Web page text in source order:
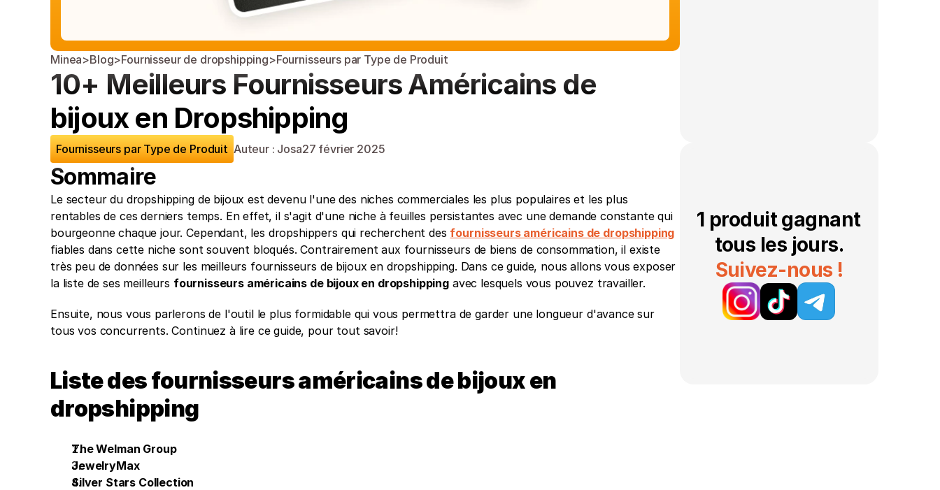
Minea>Blog>Fournisseur de dropshipping>Fournisseurs par Type de Produit
10+ Meilleurs Fournisseurs Américains de
bijoux en Dropshipping
Fournisseurs par Type de Produit Auteur : Josa27 février 2025
Sommaire
Le secteur du dropshipping de bijoux est devenu l'une des niches commerciales les plus populaires et les plus
rentables de ces derniers temps. En effet, il s'agit d'une niche à feuilles persistantes avec une demande constante qui
bourgeonne chaque jour. Cependant, les dropshippers qui recherchent des fournisseurs américains de dropshipping
fiables dans cette niche sont souvent bloqués. Contrairement aux fournisseurs de biens de consommation, il existe
très peu de données sur les meilleurs fournisseurs de bijoux en dropshipping. Dans ce guide, nous allons vous exposer
la liste de ses meilleurs fournisseurs américains de bijoux en dropshipping avec lesquels vous pouvez travailler.
Ensuite, nous vous parlerons de l'outil le plus formidable qui vous permettra de garder une longueur d'avance sur
tous vos concurrents. Continuez à lire ce guide, pour tout savoir!
Liste des fournisseurs américains de bijoux en
dropshipping
The Welman Group
JewelryMax
Silver Stars Collection
1 produit gagnant
tous les jours.
Suivez-nous !